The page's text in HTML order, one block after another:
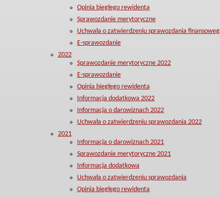
Opinia biegłego rewidenta
Sprawozdanie merytoryczne
Uchwała o zatwierdzeniu sprawozdania
E-sprawozdanie
2022
Sprawozdanie merytoryczne 2022
E-sprawozdanie
Opinia biegłego rewidenta
Informacja dodatkowa 2022
Informacja o darowiznach 2022
Uchwała o zatwierdzeniu sprawozdania 2022
2021
Informacja o darowiznach 2021
Sprawozdanie merytoryczne 2021
Informacja dodatkowa
Uchwała o zatwierdzeniu sprawozdania
Opinia biegłego rewidenta